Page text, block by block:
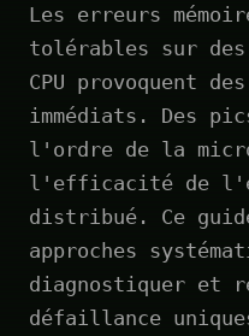
Les erreurs
tolérables sur
CPU provoquent
immédiats. Des
l'ordre de la
l'efficacité de
distribué. Ce
approches
diagnostiquer et
défaillance